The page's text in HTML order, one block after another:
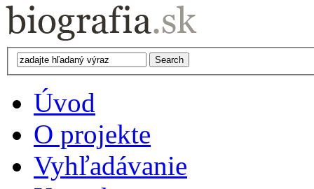
Úvod
O projekte
Vyhľadávanie